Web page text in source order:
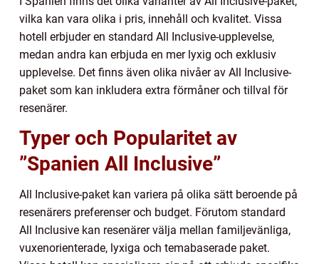
vilka kan vara olika i pris, innehåll och kvalitet. Vissa
hotell erbjuder en standard All Inclusive-upplevelse,
medan andra kan erbjuda en mer lyxig och exklusiv
upplevelse. Det finns även olika nivåer av All Inclusive-
paket som kan inkludera extra förmåner och tillval för
resenärer.
Typer och Popularitet av
”Spanien All Inclusive”
All Inclusive-paket kan variera på olika sätt beroende på
resenärers preferenser och budget. Förutom standard
All Inclusive kan resenärer välja mellan familjevänliga,
vuxenorienterade, lyxiga och temabaserade paket.